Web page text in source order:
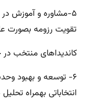
۵-مشاوره و آموزش
تقویت رزومه بصورت
کاندیداهای منتخب در
۶- توسعه و بهبود
انتخاباتی بهمراه تحلیل های ۳ بعدی